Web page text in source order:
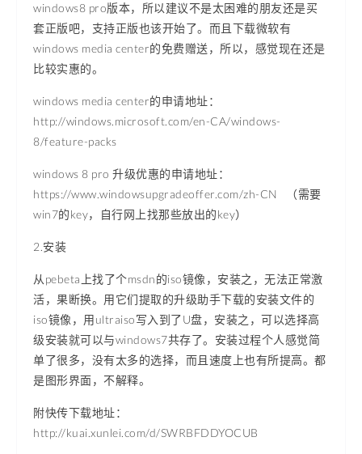
windows8 pro版本，所以建议不是太困难的朋友还是买
套正版吧，支持正版也该开始了。而且下载微软有
windows media center的免费赠送，所以，感觉现在还是
比较实惠的。
windows media center的申请地址：
http://windows.microsoft.com/en-CA/windows-
8/feature-packs
windows 8 pro 升级优惠的申请地址：
https://www.windowsupgradeoffer.com/zh-CN （需要
win7的key，自行网上找那些放出的key）
2.安装
从pebeta上找了个msdn的iso镜像，安装之，无法正常激
活，果断换。用它们提取的升级助手下载的安装文件的
iso镜像，用ultraiso写入到了U盘，安装之，可以选择高
级安装就可以与windows7共存了。安装过程个人感觉简
单了很多，没有太多的选择，而且速度上也有所提高。都
是图形界面，不解释。
附快传下载地址：
http://kuai.xunlei.com/d/SWRBFDDYOCUB